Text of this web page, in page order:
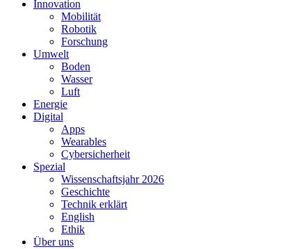
Innovation
Mobilität
Robotik
Forschung
Umwelt
Boden
Wasser
Luft
Energie
Digital
Apps
Wearables
Cybersicherheit
Spezial
Wissenschaftsjahr 2026
Geschichte
Technik erklärt
English
Ethik
Über uns